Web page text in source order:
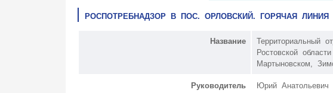
РОСПОТРЕБНАДЗОР В ПОС. ОРЛОВСКИЙ. ГОРЯЧАЯ ЛИНИЯ
Название
Территориальный
Ростовской
Мартыновском,
Руководитель Юрий Анатольевич